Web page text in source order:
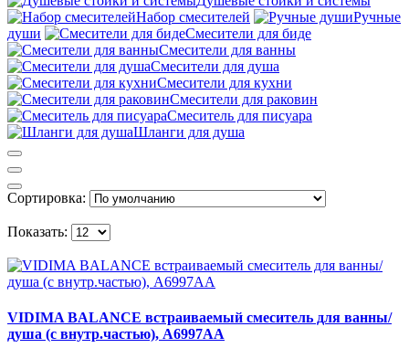
Набор смесителей
Ручные
души
Смесители для биде
Смесители для ванны
Смесители для душа
Смесители для кухни
Смесители для раковин
Смеситель для писуара
Шланги для душа
Сортировка:
Показать:
VIDIMA BALANCE встраиваемый смеситель для ванны/
душа (с внутр.частью), A6997AA